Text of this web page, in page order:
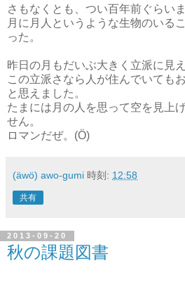
さもなくとも、つい百年前ぐらい
月に月人というような生物のいる
った。
昨日の月もだいぶ大きく立派に見
この立派さなら人が住んでいても
と思えました。
たまには月の人を思って空を見上
せん。
ロマンだぜ。(Ö)
(äwö) awo-gumi 時刻: 12:58
共有
2013-09-20
秋の課題図書